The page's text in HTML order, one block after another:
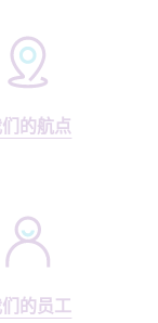
的航点
的员工